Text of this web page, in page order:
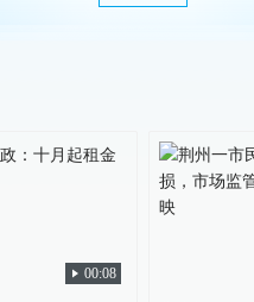
00:08